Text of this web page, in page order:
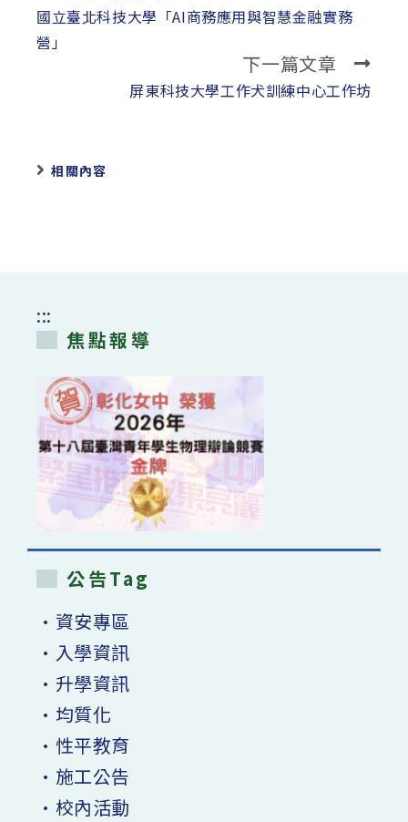
more
articles
國立臺北科技大學「AI商務應用與智慧金融實務
營」
下一篇文章
屏東科技大學工作犬訓練中心工作坊
相關內容
:::
焦點報導
公告Tag
•資安專區
•入學資訊
•升學資訊
•均質化
•性平教育
•施工公告
•校內活動